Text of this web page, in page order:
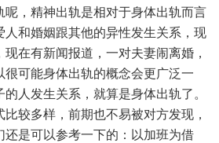
，精神出轨是相对于身体出轨而言
人和婚姻跟其他的异性发生关系，现
在有新闻报道，一对夫妻闹离婚，
很可能身体出轨的概念会更广泛一
人发生关系，就算是身体出轨了。
较多样，前期也不易被对方发现，
还是可以参考一下的：以加班为借